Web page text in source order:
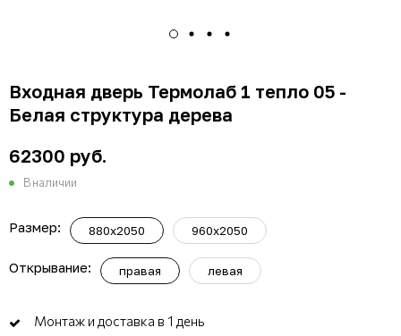
Входная дверь Термолаб 1 тепло 05 -
Белая структура дерева
62300 руб.
В наличии
Размер: 880x2050 960x2050
Открывание: правая левая
Монтаж и доставка в 1 день